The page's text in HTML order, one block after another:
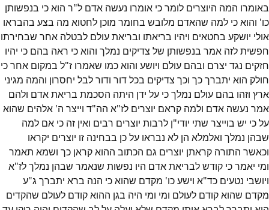
באומרו המה היוצרים לומר כי אומרו נעשה אדם ל"ר הוא כי בנפשותן
כו' והוא כי למה שהאדם מלובש בחומר מוכן לחטוא מה בצע בהבראו
אולי יושקע בחטאים ויהיו בריאתו ובריאת עולם לבטלה אחר שבחירתו
חפשית לזה אמר בנפשותן של צדיקים נמלך והוא כי ראה בהם כי יהיו
חזקים נגד יצרם ובהם עולם ויושע והוא כמו שאמרו ז"ל במקום אחר כי
חולק הוא יתברך כך וכך צדיקים בכל דור ודור לבל יחסרון והמה מגיני
ארץ וזהו בהם עולם נמלך כי על ידן היתה הסכמת בריאת אדם ולהם
אמר נעשה אדם ולמה קראם יוצרים לז"א הה"ד וייצר ה' אלהים שהוא
על כי יש בוייצר שתי יודי"ן לרבות יוצרים רבים ואין זה כי אם למה
שבהן נמלך ואלמלא הן לא נבראו על כן בבחינה זו יוצרים יקראו
וכאשר התורה קראתן יוצרים גם הכתוב ההוא קראן כך ושמא תאמר
ומי יאמר כי קודש לבריאת אדם היו נפשות שנאמר שבהן נמלך לז"א
ויושבי נטעים כד"א וישע כו' מקדם שהוא כי הנה ברא יתברך ג"ע
מקדם שהוא קודם לעולם ומי ומי היה בגן ההוא קודם לעולם שהקדים